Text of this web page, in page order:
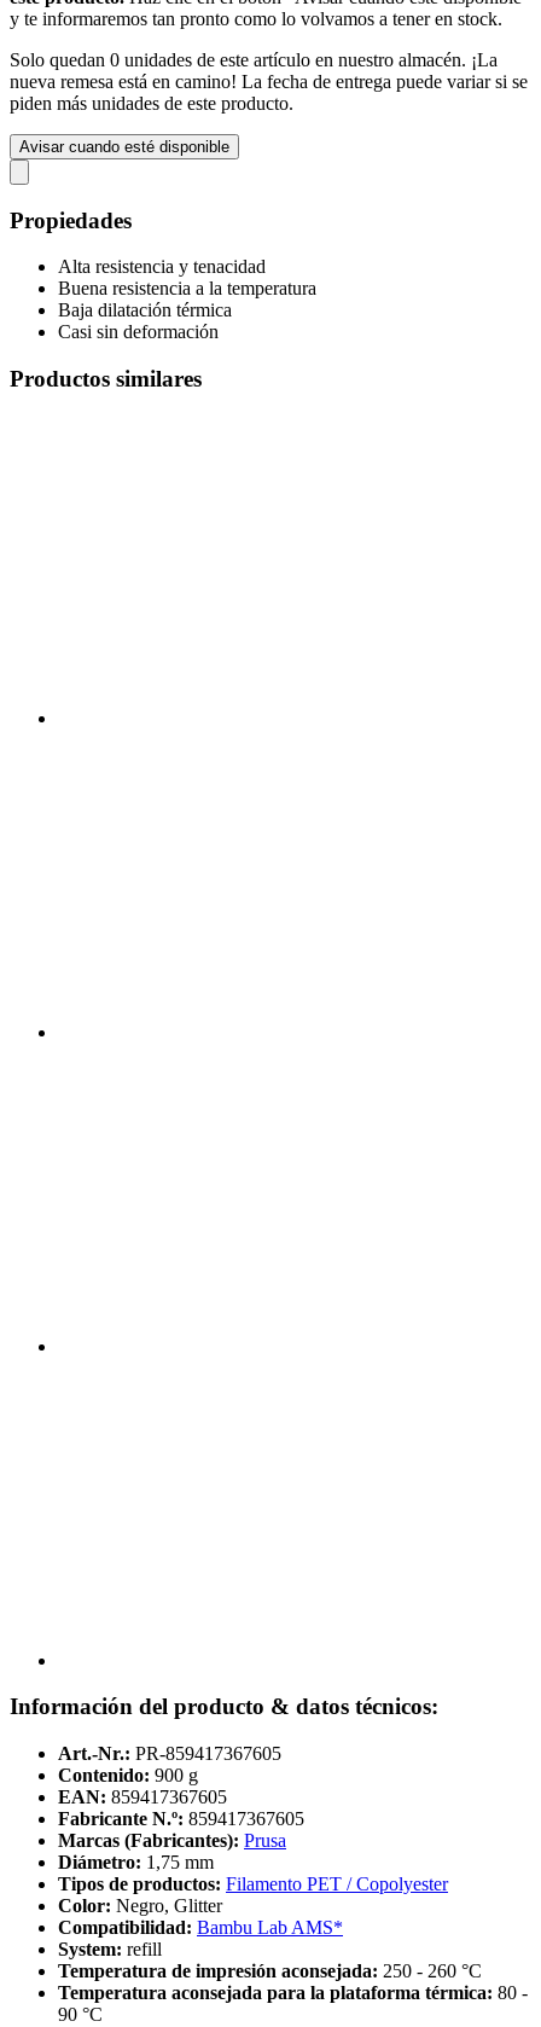
y te informaremos tan pronto como lo volvamos a tener en stock.
Solo quedan 0 unidades de este artículo en nuestro almacén. ¡La
nueva remesa está en camino! La fecha de entrega puede variar si se
piden más unidades de este producto.
Avisar cuando esté disponible
Propiedades
Alta resistencia y tenacidad
Buena resistencia a la temperatura
Baja dilatación térmica
Casi sin deformación
Productos similares
Información del producto & datos técnicos:
Art.-Nr.: PR-859417367605
Contenido: 900 g
EAN: 859417367605
Fabricante N.º: 859417367605
Marcas (Fabricantes): Prusa
Diámetro: 1,75 mm
Tipos de productos: Filamento PET / Copolyester
Color: Negro, Glitter
Compatibilidad: Bambu Lab AMS*
System: refill
Temperatura de impresión aconsejada: 250 - 260 °C
Temperatura aconsejada para la plataforma térmica: 80 -
90 °C